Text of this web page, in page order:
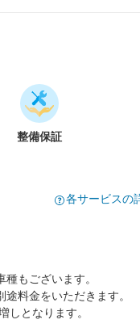
整備保証
各サービスの
もございます。
途料金をいただきます。
しとなります。